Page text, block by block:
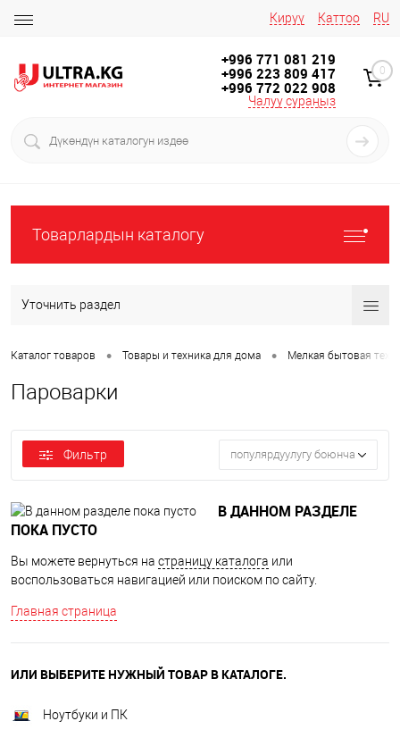
Кирүү Каттоо RU
+996 771 081 219
+996 223 809 417
+996 772 022 908
Чалуу сураңыз
0
Товарлардын каталогу
Уточнить раздел
Каталог товаров • Товары и техника для дома • Мелкая бытовая
Пароварки
Фильтр популярдуулугу боюнча
В ДАННОМ РАЗДЕЛЕ
ПОКА ПУСТО
Вы можете вернуться на страницу каталога или
воспользоваться навигацией или поиском по сайту.
Главная страница
ИЛИ ВЫБЕРИТЕ НУЖНЫЙ ТОВАР В КАТАЛОГЕ.
Ноутбуки и ПК